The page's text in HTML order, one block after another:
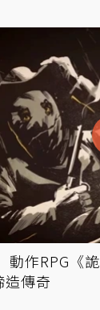
動作RPG《
造傳奇